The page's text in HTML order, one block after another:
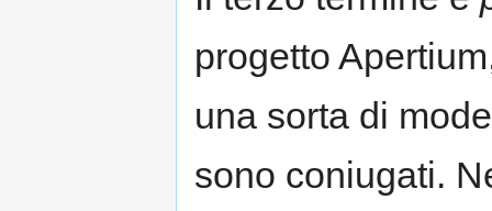
progetto
una sorta di
sono coniugati.